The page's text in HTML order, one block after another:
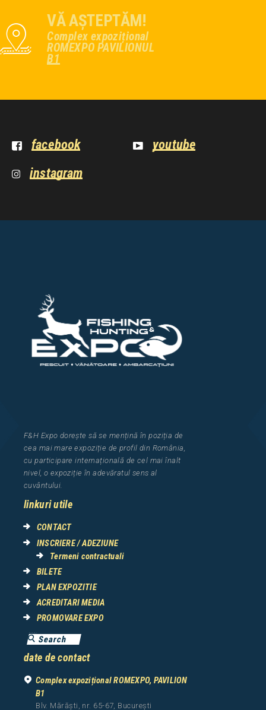
VĂ AȘTEPTĂM!
Complex expozițional
ROMEXPO PAVILIONUL
B1
facebook
youtube
instagram
F&H Expo dorește să se mențină în poziția de
cea mai mare expoziție de profil din România,
cu participare internațională de cel maiînalt
nivel, o expoziție în adevăratul sens al
cuvântului.
linkuri utile
CONTACT
INSCRIERE / ADEZIUNE
Termeni contractuali
BILETE
PLAN EXPOZITIE
ACREDITARI MEDIA
PROMOVARE EXPO
date de contact
Complex expozițional ROMEXPO, PAVILION
B1
Blv. Mărăști, nr. 65-67, București